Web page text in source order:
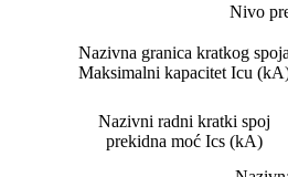
Nivo
Nazivna granica kratkog spoja
Maksimalni kapacitet Icu
Nazivni radni kratki spoj
prekidna moć Ics (kA)